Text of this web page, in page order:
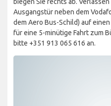
Ausgangstür neben dem
dem Aero Bus-Schild) auf
für eine 5-minütige Fahrt zum
bitte +351 913 065 616 an.